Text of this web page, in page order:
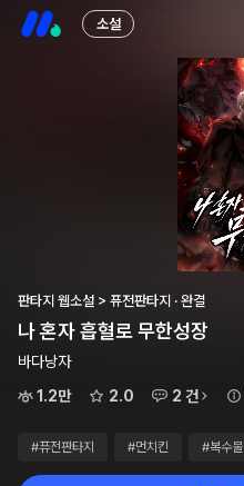
소설
판타지 웹소설 > 퓨전판타지 · 완결
나 혼자 흡혈로 무한성장
바다낭자
1.2만
2.0 2 건
#퓨전판타지 #먼치킨 #복수물